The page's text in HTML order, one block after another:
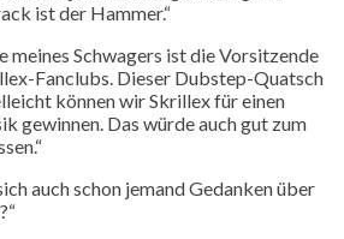
ist der Hammer.“
meines Schwagers ist die Vorsitzende
Fanclubs. Dieser Dubstep-Quatsch
können wir Skrillex für einen
gewinnen. Das würde auch gut zum
auch schon jemand Gedanken über